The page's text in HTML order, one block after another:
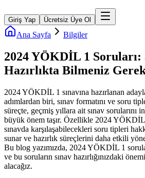
Giriş Yap Ücretsiz Üye Ol
Ana Sayfa Bilgiler
2024 YÖKDİL 1 Soruları:
Hazırlıkta Bilmeniz
2024 YÖKDİL 1 sınavına hazırlanan
adımlardan biri, sınav formatını ve soru
süreçte, geçmiş yıllara ait sınav sorularını
büyük önem taşır. Özellikle 2024 YÖKDİL
sınavda karşılaşabilecekleri soru tipleri
sunar ve hazırlık süreçlerini daha etkili
Bu blog yazımızda, 2024 YÖKDİL 1
ve bu soruların sınav hazırlığınızdaki
alacağız.